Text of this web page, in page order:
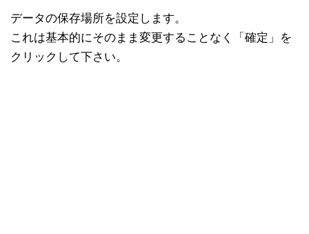
データの保存場所を設定します。
これは基本的にそのまま変更することなく「確定」を
クリックして下さい。